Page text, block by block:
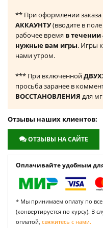
** При оформлении заказа
АККАУНТУ(вводите в
рабочее время в течении
нужные вам игры. Игры
нами утром.
*** При включенной
просьба заранее в
ВОССТАНОВЛЕНИЯ для
Отзывы наших клиентов:
ОТЗЫВЫ НА САЙТЕ
Оплачивайте удобным
* Мы принимаем оплату по
(конвертируется по курсу). В
оплатой, свяжитесь с нами.